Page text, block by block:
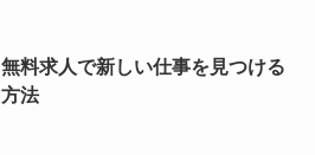
無料求人で新しい仕事を見つける
方法